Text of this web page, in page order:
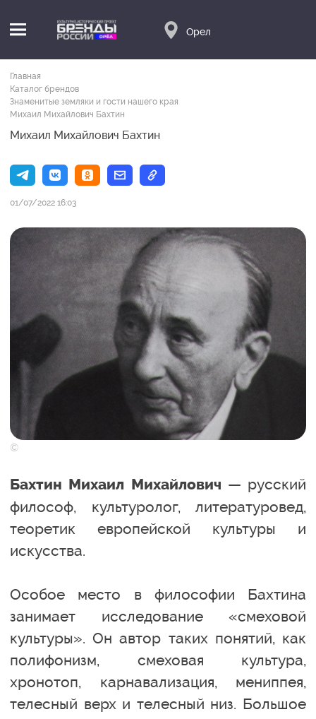
Орел
Главная
Каталог брендов
Знаменитые земляки и гости нашего края
Михаил Михайлович Бахтин
Михаил Михайлович Бахтин
01/07/2022 16:03
©
Бахтин Михаил Михайлович — русский
философ, культуролог, литературовед,
теоретик европейской культуры и
искусства.
Особое место в философии Бахтина
занимает исследование «смеховой
культуры». Он автор таких понятий, как
полифонизм, смеховая культура,
хронотоп, карнавализация, мениппея,
телесный верх и телесный низ. Большое